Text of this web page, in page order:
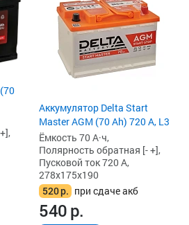
Аккумулятор Delta Start
Master AGM (70 Ah) 720 А, L3
Ёмкость 70 А·ч,
Полярность обратная [- +],
Пусковой ток 720 А,
278x175x190
520р. при сдаче акб
540р.